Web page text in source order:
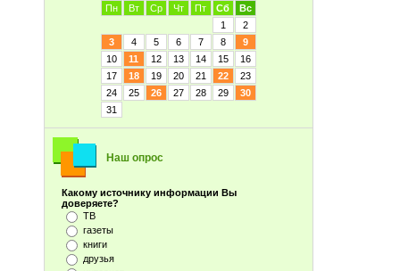
Пн
Вт Ср Чт Пт Сб
Вс
1
2
3
4 5 6 7 8
9
10
11 12 13 14 15
16
17
18 19 20 21 22
23
24
25 26 27 28 29
30
31
Наш опрос
Какому источнику информации Вы
доверяете?
ТВ
газеты
книги
друзья